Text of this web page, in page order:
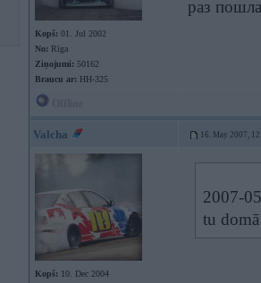
Kopš: 01. Jul 2002
No: Rīga
Ziņojumi: 50162
Braucu ar: HH-325
раз
Valcha 16. May 2007,
Kopš: 10. Dec 2004
2007-
tu